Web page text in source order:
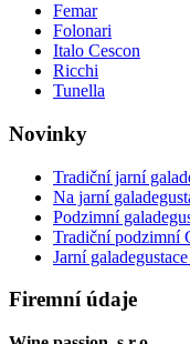
Femar
Folonari
Italo Cescon
Ricchi
Tunella
Novinky
Tradiční jarní
Na jarní
Podzimní
Tradiční podzimní
Jarní
Firemní údaje